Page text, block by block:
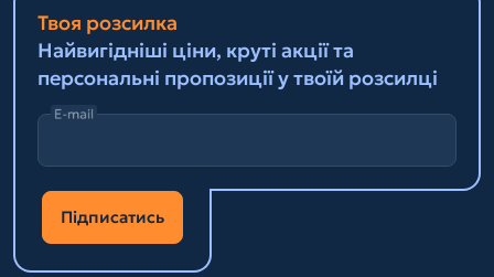
Твоя розсилка
Найвигідніші ціни, круті акції та
персональні пропозиції у твоїй розсилці
E-mail
Підписатись